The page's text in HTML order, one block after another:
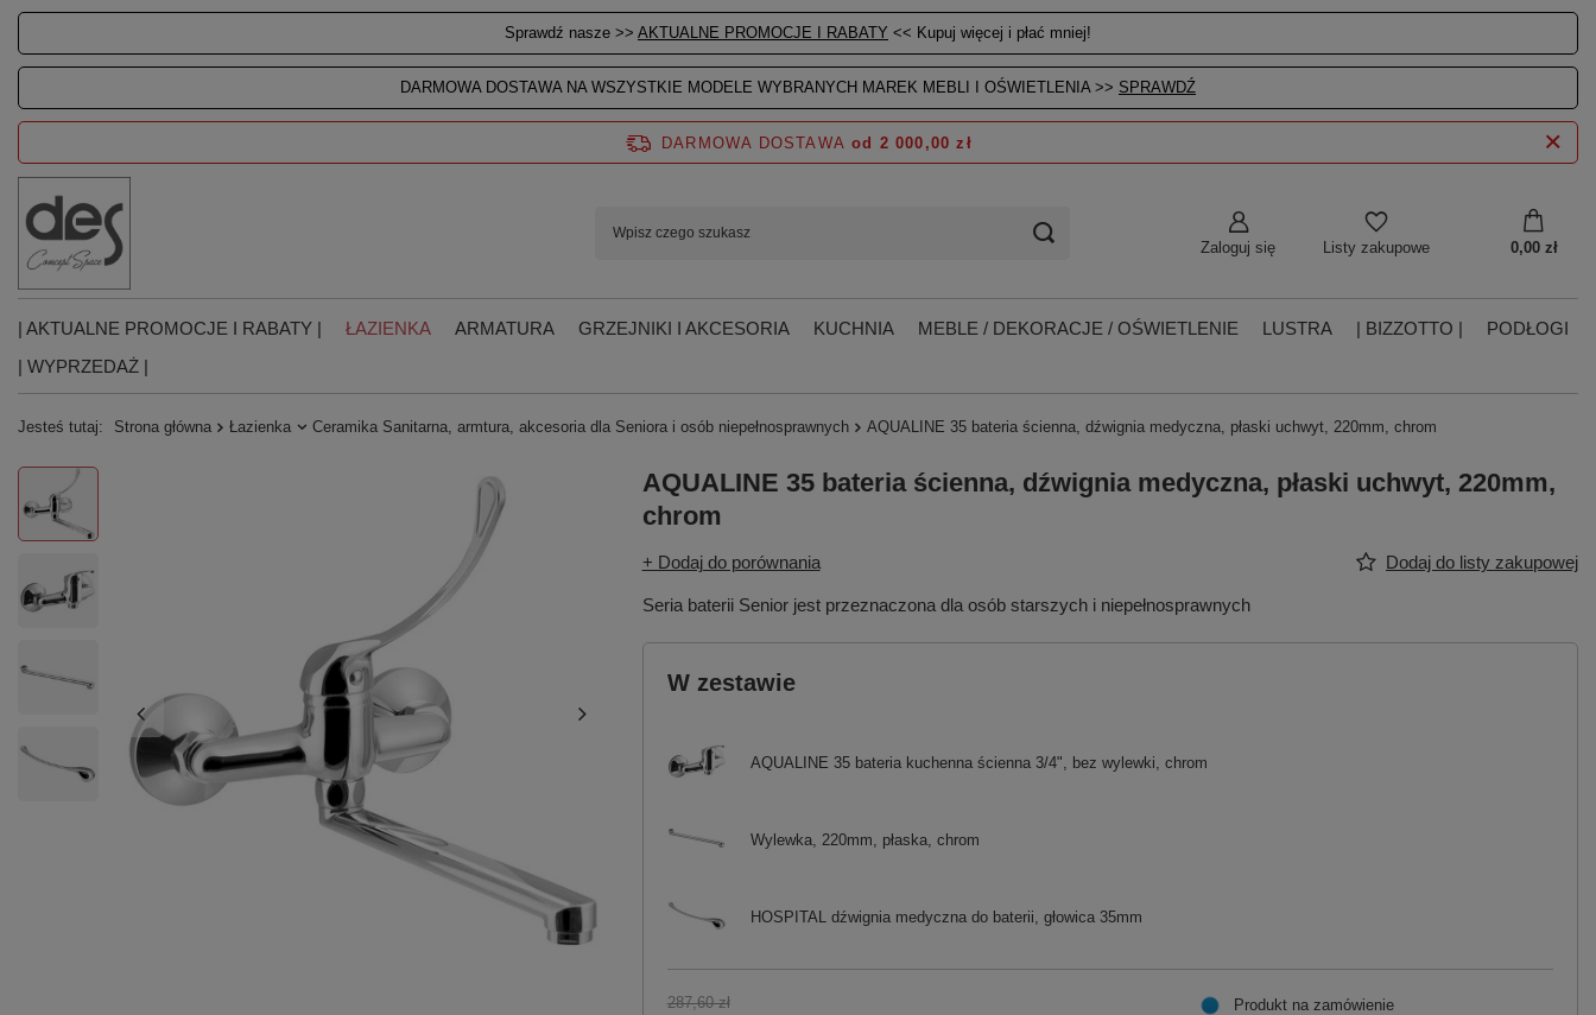
Sprawdź nasze >> AKTUALNE PROMOCJE I RABATY << Kupuj więcej i płać mniej!
DARMOWA DOSTAWA NA WSZYSTKIE MODELE WYBRANYCH MAREK MEBLI I OŚWIETLENIA >> SPRAWDŹ
Zaloguj się Listy zakupowe 0,00 zł
DARMOWA DOSTAWA od 2 000,00 zł
| AKTUALNE PROMOCJE I RABATY | ŁAZIENKA ARMATURA GRZEJNIKI I AKCESORIA KUCHNIA MEBLE / DEKORACJE / OŚWIETLENIE LUSTRA | BIZZOTTO |
PODŁOGI
| WYPRZEDAŻ |
Jesteś tutaj: Strona główna Łazienka Ceramika Sanitarna, armtura, akcesoria dla Seniora i osób niepełnosprawnych AQUALINE 35 bateria ścienna, dźwignia medyczna, płaski uchwyt, 220mm, chrom
AQUALINE 35 bateria ścienna, dźwignia medyczna, płaski uchwyt, 220mm,
chrom
+ Dodaj do porównania Dodaj do listy zakupowej
Seria baterii Senior jest przeznaczona dla osób starszych i niepełnosprawnych
W zestawie
AQUALINE 35 bateria kuchenna ścienna 3/4", bez wylewki, chrom
Wylewka, 220mm, płaska, chrom
HOSPITAL dźwignia medyczna do baterii, głowica 35mm
287,60 zł
Produkt na zamówienie